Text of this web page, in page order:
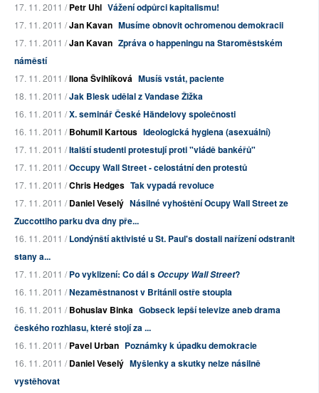
17. 11. 2011 /Petr Uhl Vážení odpůrci kapitalismu!
17. 11. 2011 /Jan Kavan Musíme obnovit ochromenou demokracii
17. 11. 2011 /Jan Kavan Zpráva o happeningu na Staroměstském
náměstí
17. 11. 2011 /Ilona Švihlíková Musíš vstát, paciente
18. 11. 2011 /Jak Blesk udělal z Vandase Žižka
16. 11. 2011 /X. seminář České Händelovy společnosti
16. 11. 2011 /Bohumil Kartous Ideologická hygiena (asexuální)
17. 11. 2011 /Italští studenti protestují proti "vládě bankéřů"
17. 11. 2011 /Occupy Wall Street - celostátní den protestů
17. 11. 2011 /Chris Hedges Tak vypadá revoluce
17. 11. 2011 /Daniel Veselý Násilné vyhoštění Ocupy Wall Street ze
Zuccottiho parku dva dny pře...
16. 11. 2011 /Londýnští aktivisté u St. Paul's dostali nařízení odstranit
stany a...
17. 11. 2011 /Po vyklizení: Co dál sOccupy Wall Street?
16. 11. 2011 /Nezaměstnanost v Británii ostře stoupla
16. 11. 2011 /Bohuslav Binka Gobseck lepší televize aneb drama
českého rozhlasu, které stojí za ...
16. 11. 2011 /Pavel Urban Poznámky k úpadku demokracie
16. 11. 2011 /Daniel Veselý Myšlenky a skutky nelze násilně
vystěhovat